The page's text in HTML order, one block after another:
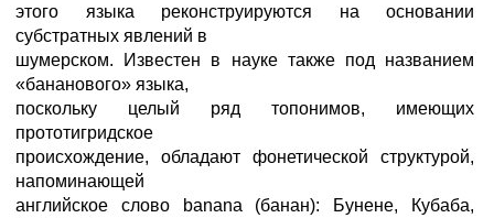
этого языка реконструируются на основании
субстратных явлений в
шумерском. Известен в науке также под названием
«бананового» языка,
поскольку целый ряд топонимов, имеющих
прототигридское
происхождение, обладают фонетической структурой,
напоминающей
английское слово banana (банан): Бунене, Кубаба,